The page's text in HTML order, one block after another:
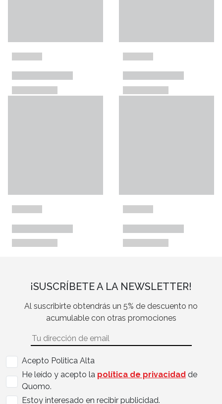
¡SUSCRÍBETE A LA NEWSLETTER!
Al suscribirte obtendrás un 5% de descuento no
acumulable con otras promociones
Acepto Politica Alta
He leído y acepto la política de privacidad de
Quomo.
Estoy interesado en recibir publicidad.